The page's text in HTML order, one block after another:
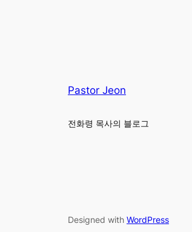
Pastor Jeon
전화령 목사의 블로그
Designed with WordPress